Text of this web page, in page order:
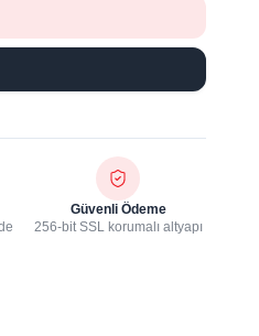
Güvenli Ödeme
256-bit SSL korumalı altyapı